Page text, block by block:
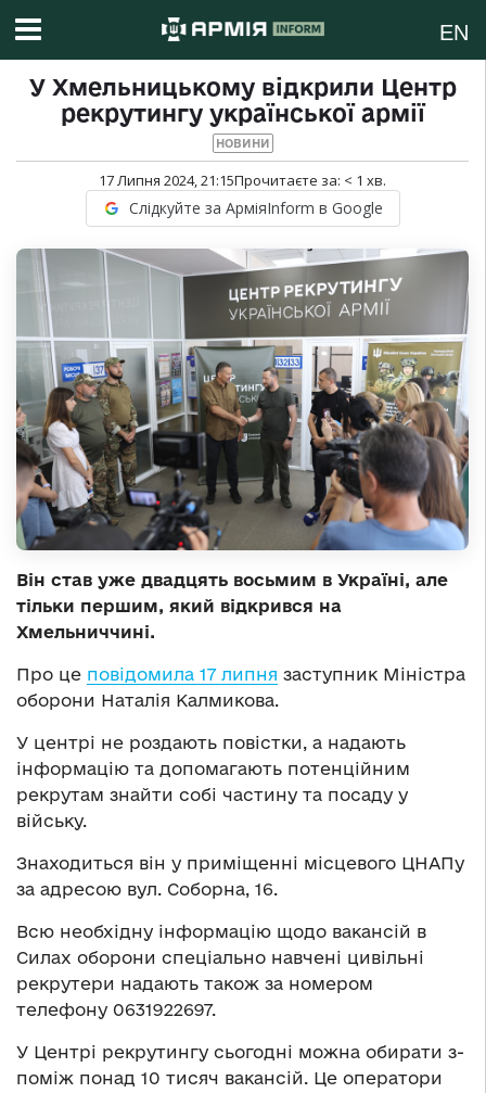
EN
У Хмельницькому відкрили Центр
рекрутингу української армії
НОВИНИ
17 Липня 2024, 21:15Прочитаєте за: < 1 хв.
Слідкуйте за АрміяInform в Google
Він став уже двадцять восьмим в Україні, але
тільки першим, який відкрився на
Хмельниччині.
Про це повідомила 17 липня заступник Міністра
оборони Наталія Калмикова.
У центрі не роздають повістки, а надають
інформацію та допомагають потенційним
рекрутам знайти собі частину та посаду у
війську.
Знаходиться він у приміщенні місцевого ЦНАПу
за адресою вул. Соборна, 16.
Всю необхідну інформацію щодо вакансій в
Силах оборони спеціально навчені цивільні
рекрутери надають також за номером
телефону 0631922697.
У Центрі рекрутингу сьогодні можна обирати з-
поміж понад 10 тисяч вакансій. Це оператори